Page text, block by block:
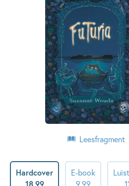
Leesfragment
Hardcover
18,99
E-book
9,99